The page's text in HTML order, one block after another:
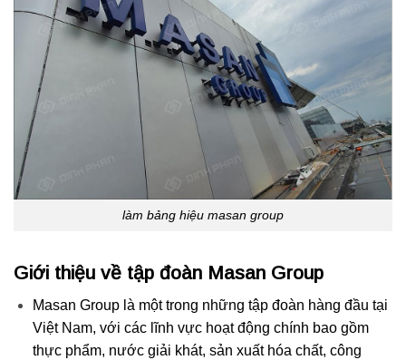
làm bảng hiệu masan group
Giới thiệu về tập đoàn Masan Group
Masan Group là một trong những tập đoàn hàng đầu tại
Việt Nam, với các lĩnh vực hoạt động chính bao gồm
thực phẩm, nước giải khát, sản xuất hóa chất, công